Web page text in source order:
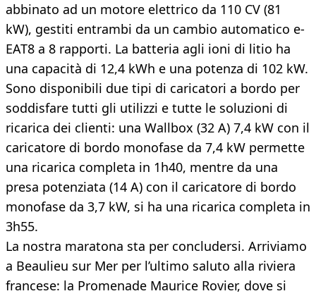
abbinato ad un motore elettrico da 110 CV (81
kW), gestiti entrambi da un cambio automatico e-
EAT8 a 8 rapporti. La batteria agli ioni di litio ha
una capacità di 12,4 kWh e una potenza di 102 kW.
Sono disponibili due tipi di caricatori a bordo per
soddisfare tutti gli utilizzi e tutte le soluzioni di
ricarica dei clienti: una Wallbox (32 A) 7,4 kW con il
caricatore di bordo monofase da 7,4 kW permette
una ricarica completa in 1h40, mentre da una
presa potenziata (14 A) con il caricatore di bordo
monofase da 3,7 kW, si ha una ricarica completa in
3h55.
La nostra maratona sta per concludersi. Arriviamo
a Beaulieu sur Mer per l’ultimo saluto alla riviera
francese: la Promenade Maurice Rovier, dove si